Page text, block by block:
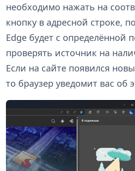
необходимо нажать на
кнопку в адресной строке,
Edge будет с определённой
проверять источник на
Если на сайте появился
то браузер уведомит вас об